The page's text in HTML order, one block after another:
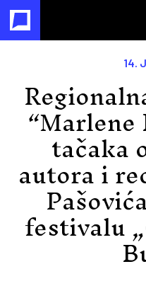
14.
tačaka
autora i
festivalu